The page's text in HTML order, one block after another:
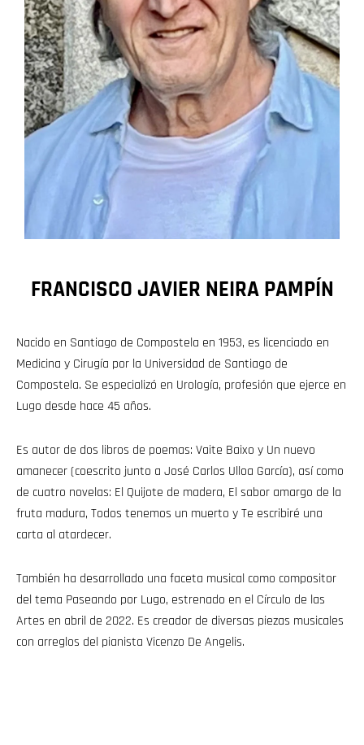
FRANCISCO JAVIER NEIRA PAMPÍN
Nacido en Santiago de Compostela en 1953, es licenciado en
Medicina y Cirugía por la Universidad de Santiago de
Compostela. Se especializó en Urología, profesión que ejerce en
Lugo desde hace 45 años.
Es autor de dos libros de poemas: Vaite Baixo y Un nuevo
amanecer (coescrito junto a José Carlos Ulloa García), así como
de cuatro novelas: El Quijote de madera, El sabor amargo de la
fruta madura, Todos tenemos un muerto y Te escribiré una
carta al atardecer.
También ha desarrollado una faceta musical como compositor
del tema Paseando por Lugo, estrenado en el Círculo de las
Artes en abril de 2022. Es creador de diversas piezas musicales
con arreglos del pianista Vicenzo De Angelis.